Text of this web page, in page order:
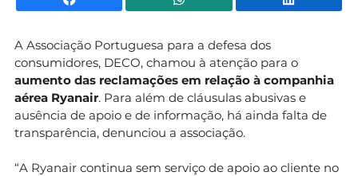
A Associação Portuguesa para a defesa dos
consumidores, DECO, chamou à atenção para o
aumento das reclamações em relação à companhia
aérea Ryanair. Para além de cláusulas abusivas e
ausência de apoio e de informação, há ainda falta de
transparência, denunciou a associação.
“A Ryanair continua sem serviço de apoio ao cliente no